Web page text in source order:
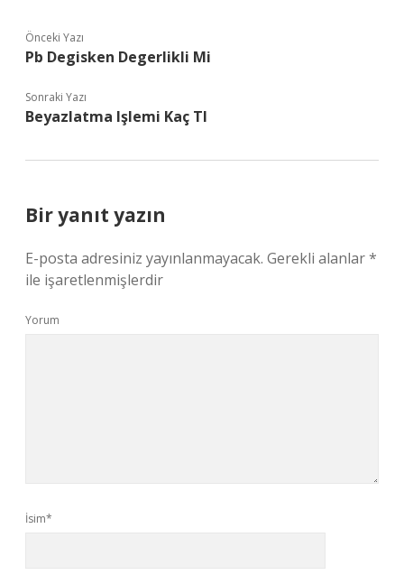
Önceki Yazı
Pb Degisken Degerlikli Mi
Sonraki Yazı
Beyazlatma Işlemi Kaç Tl
Bir yanıt yazın
E-posta adresiniz yayınlanmayacak. Gerekli alanlar*
ile işaretlenmişlerdir
Yorum
İsim*